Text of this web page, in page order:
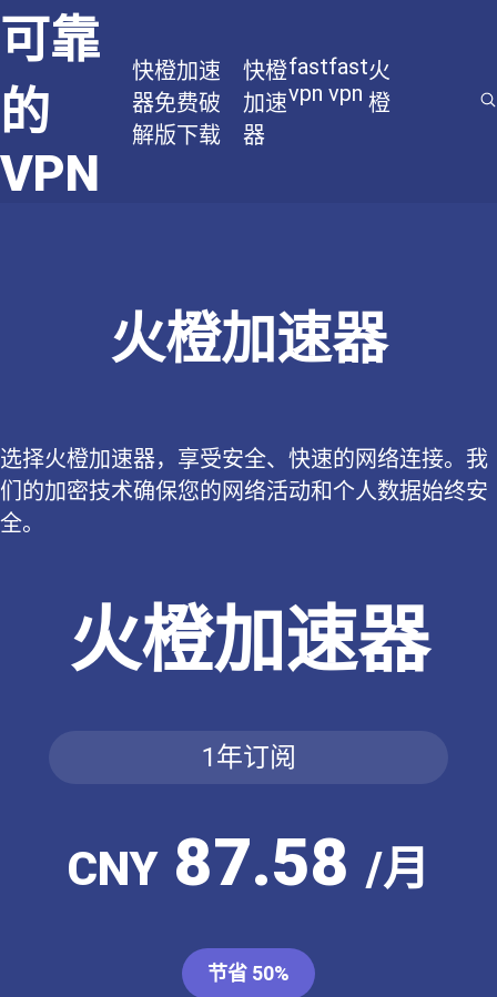
可靠
的
VPN
快橙加速
器免费破
解版下载
快橙
加速
器
fast
vpn
fast
vpn
火
橙
火橙加速器
选择火橙加速器，享受安全、快速的网络连接。我
们的加密技术确保您的网络活动和个人数据始终安
全。
火橙加速器
1年订阅
CNY87.58 /月
节省 50%